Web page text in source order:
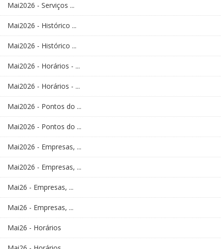
Mai2026 - Serviços ...
Mai2026 - Histórico ...
Mai2026 - Histórico ...
Mai2026 - Horários - ...
Mai2026 - Horários - ...
Mai2026 - Pontos do ...
Mai2026 - Pontos do ...
Mai2026 - Empresas, ...
Mai2026 - Empresas, ...
Mai26 - Empresas, ...
Mai26 - Empresas, ...
Mai26 - Horários